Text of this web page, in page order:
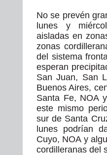
No se prevén
lunes y
aisladas en
zonas
del sistema
esperan
San Juan, San
Buenos Aires,
Santa Fe, NOA
este mismo
sur de Santa
lunes podrían
Cuyo, NOA y
cordilleranas del